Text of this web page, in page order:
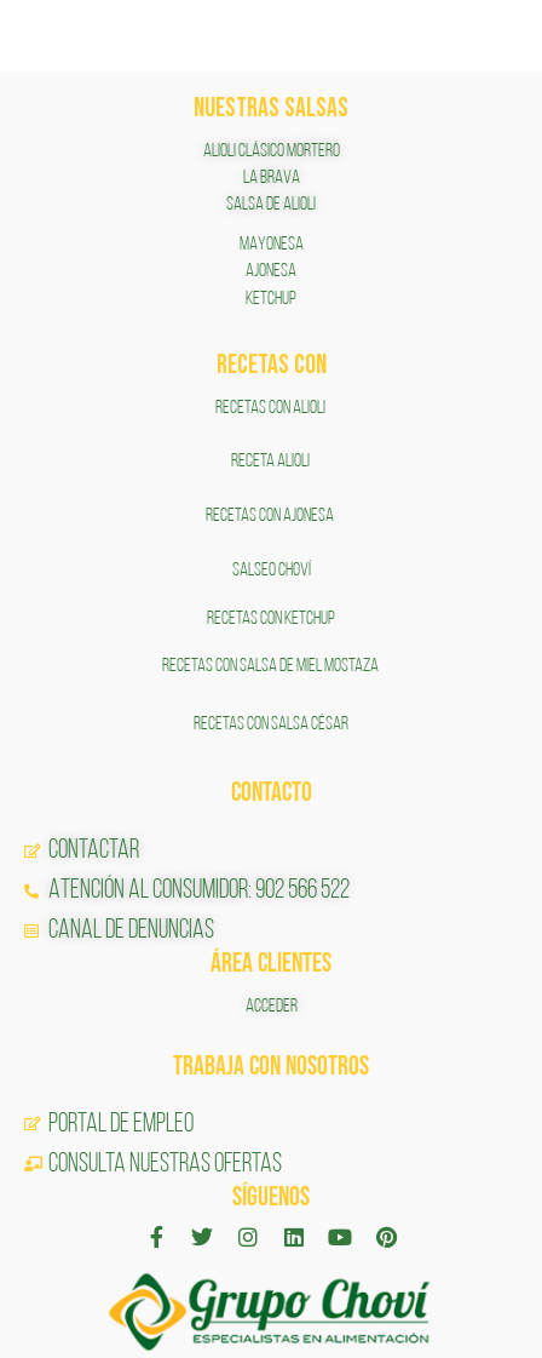
NUESTRAS SALSAS
ALIOLI CLÁSICO MORTERO
LA BRAVA
SALSA DE ALIOLI
MAYONESA
AJONESA
KETCHUP
RECETAS COn
RECETAS CON ALIOLI
RECETA ALIOLI
RECETAS CON AJONESA
SALSEO CHOVÍ
RECETAS CON KETCHUP
RECETAS CON SALSA DE MIEL MOSTAZA
RECETAS CON SALSA CÉSAR
CONTACTO
Contactar
Atención al Consumidor: 902 566 522
Canal de Denuncias
ÁREA CLIENTES
ACCEDER
TRABAJA CON NOSOTROS
Portal de Empleo
CONSULTA NUESTRAS OFERTAS
SÍGUENOS